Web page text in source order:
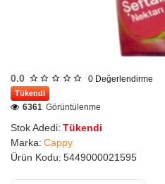
0.0 0 Değerlendirme
Tükendi
Stok Adedi: Tükendi
Marka: Cappy
Ürün Kodu: 5449000021595
6361 Görüntülenme